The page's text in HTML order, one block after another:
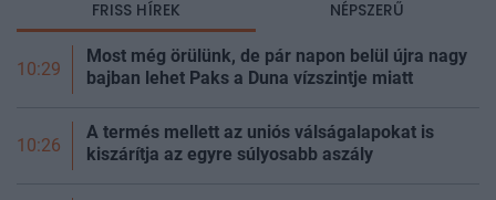
még az állam finanszírozását is m
FRISS HÍREK NÉPSZERŰ
10:29
Most még örülünk, de pár napon belül újra nagy
bajban lehet Paks a Duna vízszintje miatt
10:26
A termés mellett az uniós válságalapokat is
kiszárítja az egyre súlyosabb aszály